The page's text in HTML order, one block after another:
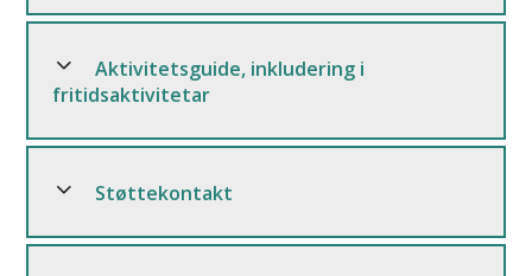
Aktivitetsguide, inkludering i
fritidsaktivitetar
Støttekontakt